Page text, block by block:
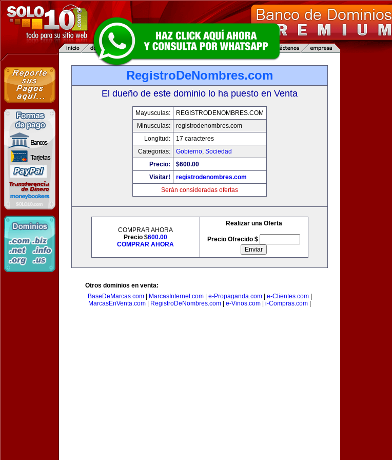
RegistroDeNombres.com
El dueño de este dominio lo ha puesto en Venta
Mayusculas:
REGISTRODENOMBRES.COM
Minusculas:
registrodenombres.com
Longitud:
17 caracteres
Categorias:
Gobierno, Sociedad
Precio:
$600.00
Visitar!
registrodenombres.com
Serán consideradas ofertas
COMPRAR AHORA
Precio $600.00
COMPRAR AHORA
Realizar una Oferta
Precio Ofrecido $
Otros dominios en venta:
BaseDeMarcas.com| MarcasInternet.com| e-Propaganda.com| e-Clientes.com|
MarcasEnVenta.com
RegistroDeNombres.com e-Vinos.com i-Compras.com